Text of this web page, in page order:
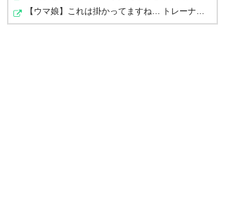
久々に勝ったーーーーーーーー
#cerezo
（´∀｀∩）タ（∩´∀｀） ケ！（´∀
｀∩） #cerezo
— 小田尚史 (oda800628)2018,
10月 20
【ウマ娘】これは掛かってますね… トレーナーが無事だと…